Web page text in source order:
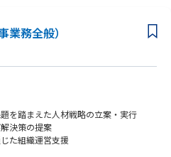
専門職キャリア）の処遇となるキャリ
が在籍しています。
会社のIT部門など、多様なバックグラ
ます。
の出向者も多く、刺激のある環境で
務を進める風土が根付いており、懇親
ある雰囲気です。
務全般）
を踏まえた人材戦略の立案・実行
決策の提案
た組織運営支援